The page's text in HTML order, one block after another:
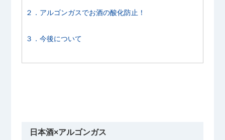
２．アルゴンガスでお酒の酸化防止！
３．今後について
日本酒×アルゴンガス